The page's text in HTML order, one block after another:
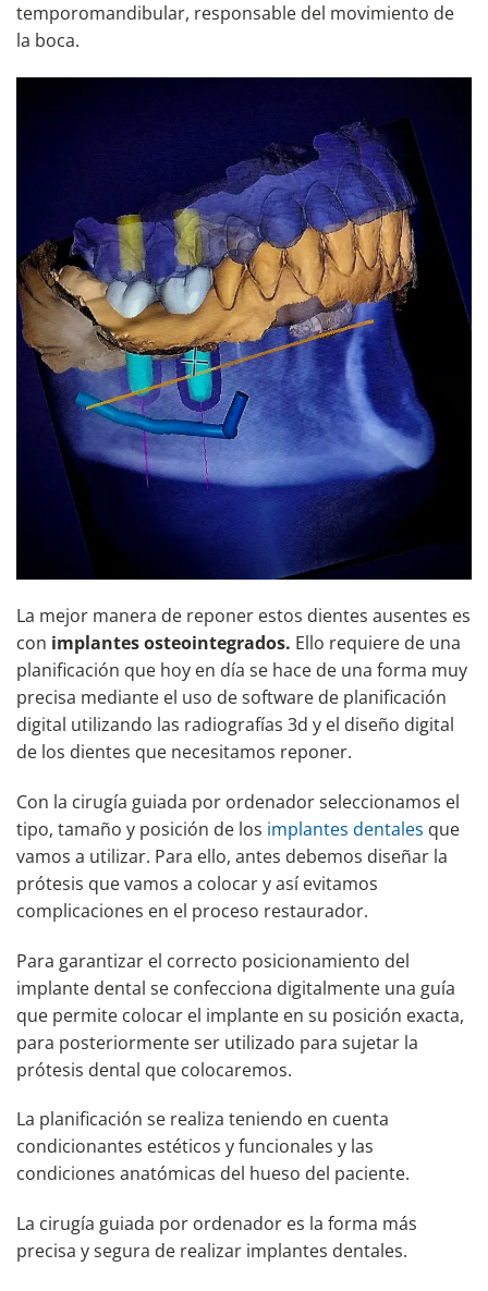
temporomandibular, responsable del movimiento de
la boca.
La mejor manera de reponer estos dientes ausentes es
con implantes osteointegrados. Ello requiere de una
planificación que hoy en día se hace de una forma muy
precisa mediante el uso de software de planificación
digital utilizando las radiografías 3d y el diseño digital
de los dientes que necesitamos reponer.
Con la cirugía guiada por ordenador seleccionamos el
tipo, tamaño y posición de los implantes dentales que
vamos a utilizar. Para ello, antes debemos diseñar la
prótesis que vamos a colocar y así evitamos
complicaciones en el proceso restaurador.
Para garantizar el correcto posicionamiento del
implante dental se confecciona digitalmente una guía
que permite colocar el implante en su posición exacta,
para posteriormente ser utilizado para sujetar la
prótesis dental que colocaremos.
La planificación se realiza teniendo en cuenta
condicionantes estéticos y funcionales y las
condiciones anatómicas del hueso del paciente.
La cirugía guiada por ordenador es la forma más
precisa y segura de realizar implantes dentales.